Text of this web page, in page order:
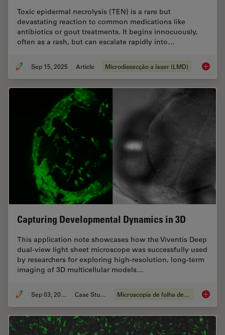
Toxic epidermal necrolysis (TEN) is a rare but
devastating reaction to common medications like
antibiotics or gout treatments. It begins innocuously,
often as a rash, but can escalate rapidly into…
Sep 15, 2025 Article Microdissecção a laser (LMD) How a
Capturing Developmental Dynamics in 3D
This application note showcases how the Viventis Deep
dual-view light sheet microscope was successfully used
by researchers for exploring high-resolution, long-term
imaging of 3D multicellular models…
Sep 03, 2025 Case Study Microscopia de folha de luz